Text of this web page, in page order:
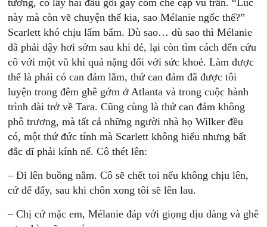
tường, cô lấy hai đầu gối gày còm che cặp vú trần. “Lúc
này mà còn vẽ chuyện thế kia, sao Mélanie ngốc thế?”
Scarlett khó chịu lẩm bẩm. Dù sao… dù sao thì Mélanie
đã phải dậy hơi sớm sau khi đẻ, lại còn tìm cách đến cứu
cô với một vũ khí quá nặng đối với sức khoẻ. Làm được
thế là phải có can đảm lắm, thứ can đảm đã được tôi
luyện trong đêm ghê gớm ở Atlanta và trong cuộc hành
trình dài trở về Tara. Cũng cùng là thứ can đảm không
phô trương, mà tất cả những người nhà họ Wilker đều
có, một thứ đức tính mà Scarlett không hiểu nhưng bất
đắc dĩ phải kính nể. Cô thét lên:
– Ði lên buồng nằm. Cô sẽ chết toi nếu không chịu lên,
cứ để đấy, sau khi chôn xong tôi sẽ lên lau.
– Chị cứ mặc em, Mélanie đáp với giọng dịu dàng và ghê